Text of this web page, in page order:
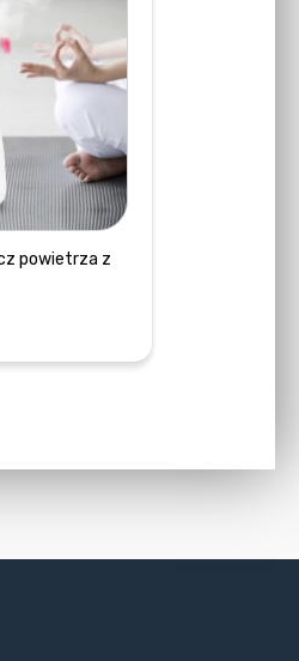
powietrza z